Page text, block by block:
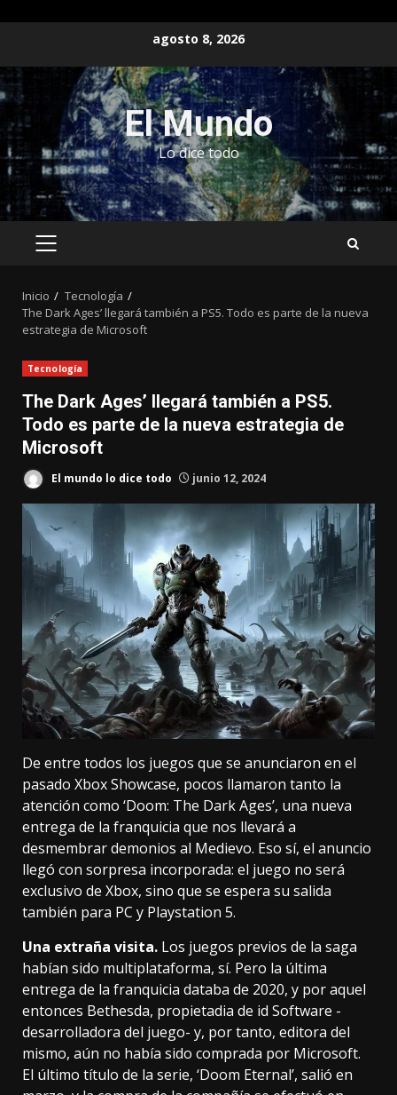
contenido
agosto 8, 2026
El Mundo
Lo dice todo
MENÚ
Inicio
Tecnología
The Dark Ages’ llegará también a PS5. Todo es parte de la nueva
estrategia de Microsoft
Tecnología
The Dark Ages’ llegará también a PS5.
Todo es parte de la nueva estrategia de
Microsoft
El mundo lo dice todo junio 12, 2024
De entre todos los juegos que se anunciaron en el
pasado Xbox Showcase, pocos llamaron tanto la
atención como ‘Doom: The Dark Ages’, una nueva
entrega de la franquicia que nos llevará a
desmembrar demonios al Medievo. Eso sí, el anuncio
llegó con sorpresa incorporada: el juego no será
exclusivo de Xbox, sino que se espera su salida
también para PC y Playstation 5.
Una extraña visita. Los juegos previos de la saga
habían sido multiplataforma, sí. Pero la última
entrega de la franquicia databa de 2020, y por aquel
entonces Bethesda, propietadia de id Software -
desarrolladora del juego- y, por tanto, editora del
mismo, aún no había sido comprada por Microsoft.
El último título de la serie, ‘Doom Eternal’, salió en